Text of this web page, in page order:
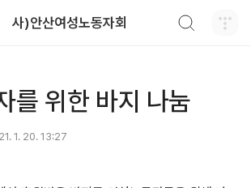
사)안산여성노동자회
를 위한 바지 나눔
1. 20. 13:27